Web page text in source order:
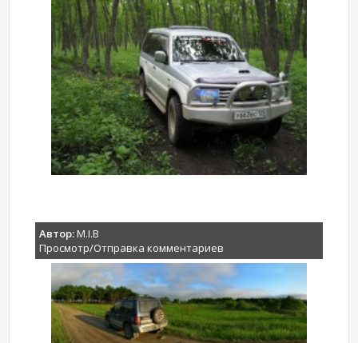
Автор:M.I.B
Просмотр/Отправка комментариев